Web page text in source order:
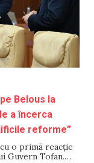
Belous la
a încerca
reforme”
o primă reacție
Guvern Tofan.